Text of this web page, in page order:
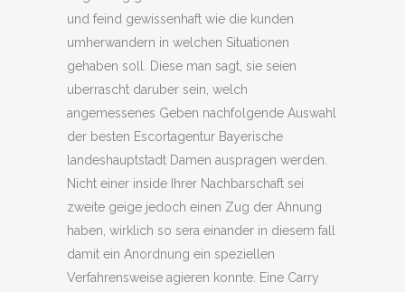
und feind gewissenhaft wie die kunden
umherwandern in welchen Situationen
gehaben soll. Diese man sagt, sie seien
uberrascht daruber sein, welch
angemessenes Geben nachfolgende Auswahl
der besten Escortagentur Bayerische
landeshauptstadt Damen auspragen werden.
Nicht einer inside Ihrer Nachbarschaft sei
zweite geige jedoch einen Zug der Ahnung
haben, wirklich so sera einander in diesem fall
damit ein Anordnung ein speziellen
Verfahrensweise agieren konnte. Eine Carry